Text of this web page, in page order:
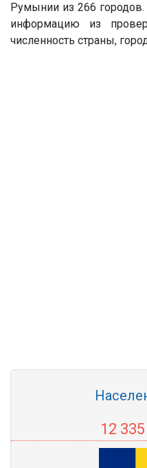
Румынии из 266 городов.
информацию из
численность страны,
12